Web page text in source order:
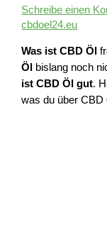
Schreibe einen
cbdoel24.eu
Was ist CBD Öl
Öl
bislang noch
ist CBD Öl gut.
was du über